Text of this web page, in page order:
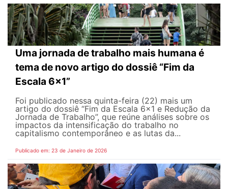
Uma jornada de trabalho mais humana é
tema de novo artigo do dossiê “Fim da
Escala 6×1”
Foi publicado nessa quinta-feira (22) mais um
artigo do dossiê “Fim da Escala 6×1 e Redução da
Jornada de Trabalho”, que reúne análises sobre os
impactos da intensificação do trabalho no
capitalismo contemporâneo e as lutas da...
Publicado em: 23 de Janeiro de 2026